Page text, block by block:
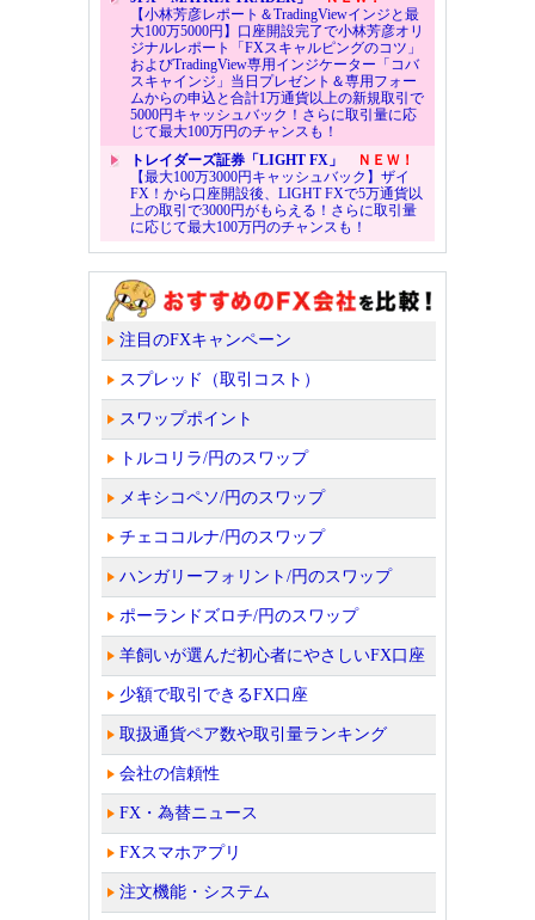
【小林芳彦レポート＆TradingViewインジと最
大100万5000円】口座開設完了で小林芳彦オリ
ジナルレポート「FXスキャルピングのコツ」
およびTradingView専用インジケーター「コバ
スキャインジ」当日プレゼント＆専用フォー
ムからの申込と合計1万通貨以上の新規取引で
5000円キャッシュバック！さらに取引量に応
じて最大100万円のチャンスも！
トレイダーズ証券「LIGHT FX」
ＮＥＷ！
【最大100万3000円キャッシュバック】ザイ
FX！から口座開設後、LIGHT FXで5万通貨以
上の取引で3000円がもらえる！さらに取引量
に応じて最大100万円のチャンスも！
注目のFXキャンペーン
スプレッド（取引コスト）
スワップポイント
トルコリラ/円のスワップ
メキシコペソ/円のスワップ
チェココルナ/円のスワップ
ハンガリーフォリント/円のスワップ
ポーランドズロチ/円のスワップ
羊飼いが選んだ初心者にやさしいFX口座
少額で取引できるFX口座
取扱通貨ペア数や取引量ランキング
会社の信頼性
FX・為替ニュース
FXスマホアプリ
注文機能・システム